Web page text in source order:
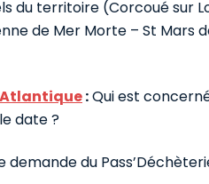
du territoire (Corcoué sur
de Mer Morte – St Mars
Atlantique:Qui est
date ?
du